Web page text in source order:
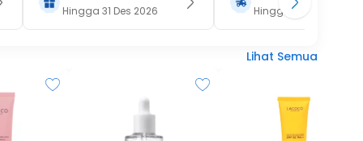
2026
Hingga 31 Des 2026
Ongkir 15RB (Only
Hingga 31 Agu 2026
Lihat Semua